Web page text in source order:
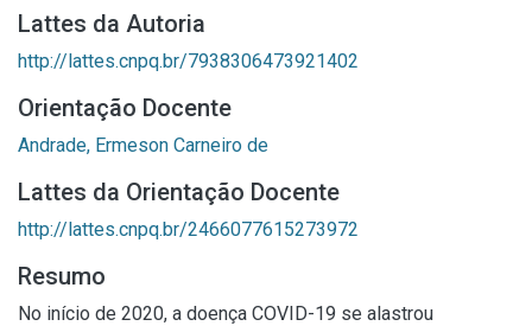
Lattes da Autoria
http://lattes.cnpq.br/7938306473921402
Orientação Docente
Andrade, Ermeson Carneiro de
Lattes da Orientação Docente
http://lattes.cnpq.br/2466077615273972
Resumo
No início de 2020, a doença COVID-19 se alastrou